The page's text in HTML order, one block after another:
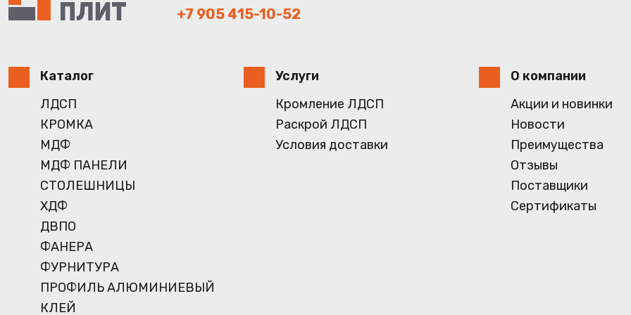
+7 905 415-10-52
Каталог
ЛДСП
КРОМКА
МДФ
МДФ ПАНЕЛИ
СТОЛЕШНИЦЫ
ХДФ
ДВПО
ФАНЕРА
ФУРНИТУРА
ПРОФИЛЬ АЛЮМИНИЕВЫЙ
КЛЕЙ
Услуги
Кромление ЛДСП
Раскрой ЛДСП
Условия доставки
О компании
Акции и новинки
Новости
Преимущества
Отзывы
Поставщики
Сертификаты